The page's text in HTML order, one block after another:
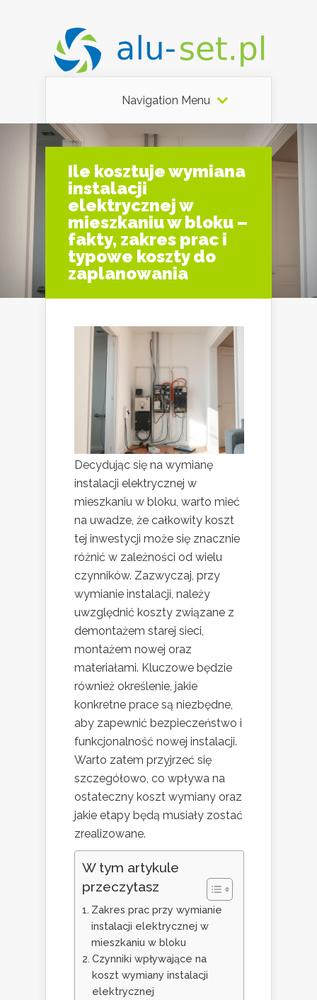
Navigation Menu
Ile kosztuje wymiana
instalacji
elektrycznej w
mieszkaniu w bloku –
fakty, zakres prac i
typowe koszty do
zaplanowania
Decydując się na wymianę
instalacji elektrycznej w
mieszkaniu w bloku, warto mieć
na uwadze, że całkowity koszt
tej inwestycji może się znacznie
różnić w zależności od wielu
czynników. Zazwyczaj, przy
wymianie instalacji, należy
uwzględnić koszty związane z
demontażem starej sieci,
montażem nowej oraz
materiałami. Kluczowe będzie
również określenie, jakie
konkretne prace są niezbędne,
aby zapewnić bezpieczeństwo i
funkcjonalność nowej instalacji.
Warto zatem przyjrzeć się
szczegółowo, co wpływa na
ostateczny koszt wymiany oraz
jakie etapy będą musiały zostać
zrealizowane.
W tym artykule
przeczytasz
Zakres prac przy wymianie
instalacji elektrycznej w
mieszkaniu w bloku
Czynniki wpływające na
koszt wymiany instalacji
elektrycznej